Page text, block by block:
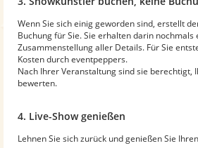
Wenn Sie sich einig geworden sind, erstellt
Buchung für Sie. Sie erhalten darin nochmals
Zusammenstellung aller Details. Für Sie
Kosten durch eventpeppers.
Nach Ihrer Veranstaltung sind sie berechtigt,
bewerten.
4. Live-Show genießen
Lehnen Sie sich zurück und genießen Sie